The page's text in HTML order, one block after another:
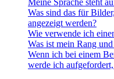
Meine Sprache steht
Was sind das für
angezeigt werden?
Wie verwende ich
Was ist mein Rang
Wenn ich bei einem
werde ich